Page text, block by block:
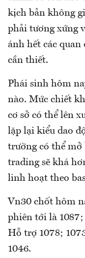
kịch bản không
phải tương xứng
ánh hết các
cần thiết.
Phái sinh hôm
nào. Mức chiết
cơ sở có thể lên
lặp lại kiểu dao
trường có thể
trading sẽ khá
linh hoạt theo
Vn30 chốt hôm
phiên tới là 1087;
Hỗ trợ 1078;
1046.